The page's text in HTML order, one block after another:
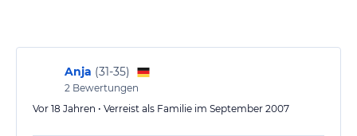
Anja (31-35)
2 Bewertungen
Vor 18 Jahren • Verreist als Familie im September 2007